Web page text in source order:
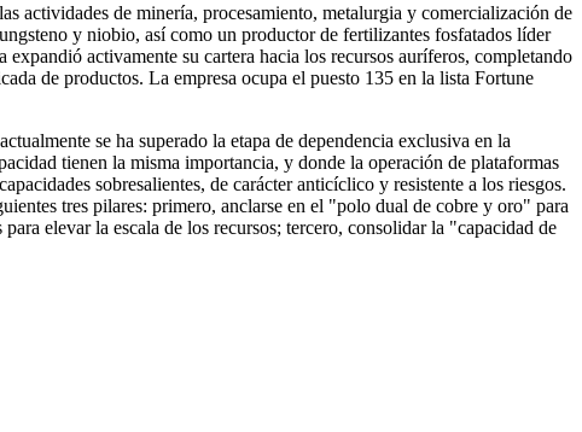
actividades de minería, procesamiento, metalurgia y comercialización de
y niobio, así como un productor de fertilizantes fosfatados líder
activamente su cartera hacia los recursos auríferos, completando
de productos. La empresa ocupa el puesto 135 en la lista Fortune
se ha superado la etapa de dependencia exclusiva en la
tienen la misma importancia, y donde la operación de plataformas
sobresalientes, de carácter anticíclico y resistente a los riesgos.
tres pilares: primero, anclarse en el "polo dual de cobre y oro" para
elevar la escala de los recursos; tercero, consolidar la "capacidad de